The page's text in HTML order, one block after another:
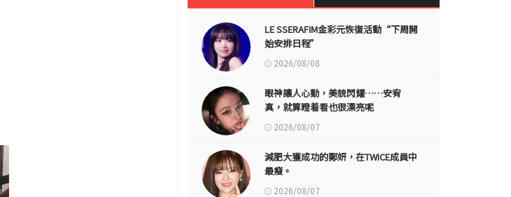
LE SSERAFIM金彩元恢復活動“下周開
始安排日程”
2026/08/08
眼神讓人心動，美貌閃耀……安宥
真，就算瞪着看也很漂亮呢
2026/08/07
減肥大獲成功的鄭妍，在TWICE成員中
最瘦。
2026/08/07